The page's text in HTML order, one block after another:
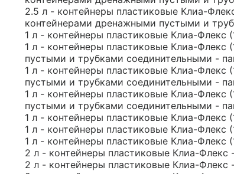
2.5 л - контейнеры пластиковые Клиа-
контейнерами дренажными пустыми и
1 л - контейнеры пластиковые Клиа-Флекс
1 л - контейнеры пластиковые Клиа-
пустыми и трубками соединительными -
1 л - контейнеры пластиковые Клиа-
пустыми и трубками соединительными -
1 л - контейнеры пластиковые Клиа-
пустыми и трубками соединительными -
1 л - контейнеры пластиковые Клиа-Флекс
1 л - контейнеры пластиковые Клиа-Флекс
1 л - контейнеры пластиковые Клиа-Флекс
2 л - контейнеры пластиковые Клиа-
2 л - контейнеры пластиковые Клиа-